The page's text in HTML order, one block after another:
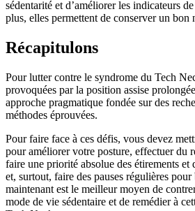
sédentarité et d’améliorer les indicateurs
plus, elles permettent de conserver un bon
Récapitulons
Pour lutter contre le syndrome du Tech
provoquées par la position assise
approche pragmatique fondée sur des
méthodes éprouvées.
Pour faire face à ces défis, vous devez
pour améliorer votre posture, effectuer du
faire une priorité absolue des étirements et
et, surtout, faire des pauses régulières
maintenant est le meilleur moyen de
mode de vie sédentaire et de remédier à